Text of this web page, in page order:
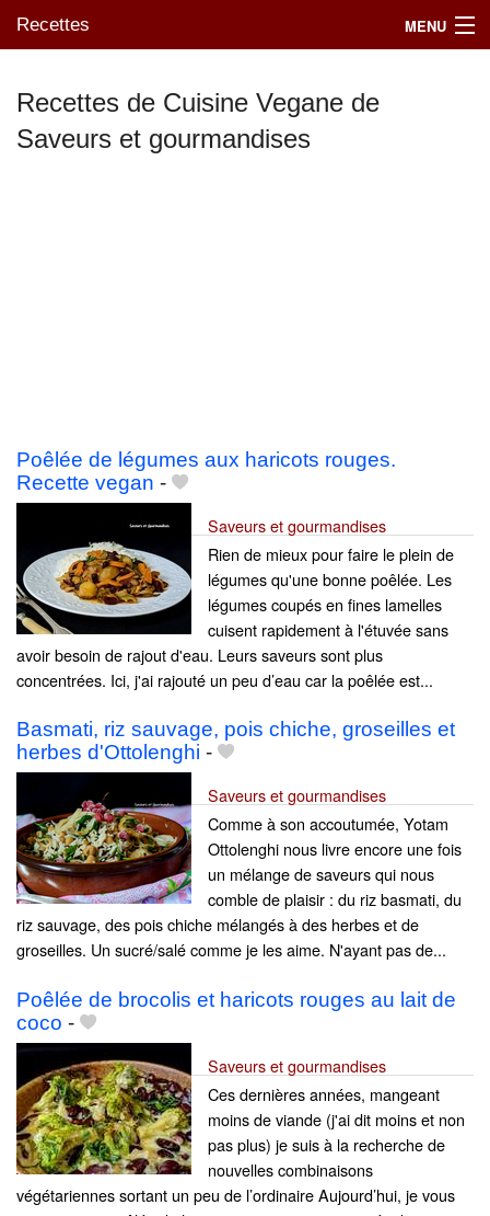
Recettes MENU
Mes blogs préférés
Recettes de Cuisine Vegane de
Saveurs et gourmandises
Poêlée de légumes aux haricots rouges.
Recette vegan -
Saveurs et gourmandises
Rien de mieux pour faire le plein de
légumes qu'une bonne poêlée. Les
légumes coupés en fines lamelles
cuisent rapidement à l'étuvée sans
avoir besoin de rajout d'eau. Leurs saveurs sont plus
concentrées. Ici, j'ai rajouté un peu d’eau car la poêlée est...
Basmati, riz sauvage, pois chiche, groseilles et
herbes d'Ottolenghi -
Saveurs et gourmandises
Comme à son accoutumée, Yotam
Ottolenghi nous livre encore une fois
un mélange de saveurs qui nous
comble de plaisir : du riz basmati, du
riz sauvage, des pois chiche mélangés à des herbes et de
groseilles. Un sucré/salé comme je les aime. N'ayant pas de...
Poêlée de brocolis et haricots rouges au lait de
coco -
Saveurs et gourmandises
Ces dernières années, mangeant
moins de viande (j'ai dit moins et non
pas plus) je suis à la recherche de
nouvelles combinaisons
végétariennes sortant un peu de l’ordinaire Aujourd’hui, je vous